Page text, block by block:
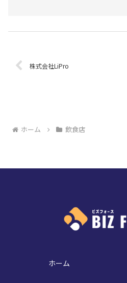
株式会社LiPro
ホーム 飲食店
ホーム